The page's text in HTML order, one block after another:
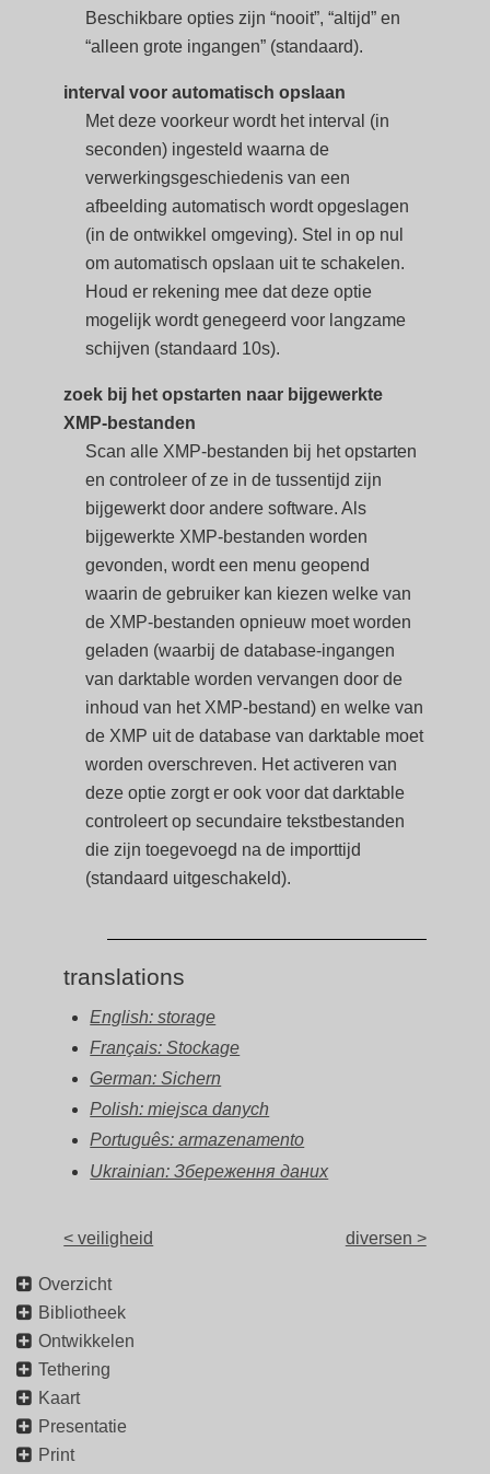
Beschikbare opties zijn “nooit”, “altijd” en
“alleen grote ingangen” (standaard).
interval voor automatisch opslaan
Met deze voorkeur wordt het interval (in
seconden) ingesteld waarna de
verwerkingsgeschiedenis van een
afbeelding automatisch wordt opgeslagen
(in de ontwikkel omgeving). Stel in op nul
om automatisch opslaan uit te schakelen.
Houd er rekening mee dat deze optie
mogelijk wordt genegeerd voor langzame
schijven (standaard 10s).
zoek bij het opstarten naar bijgewerkte
XMP-bestanden
Scan alle XMP-bestanden bij het opstarten
en controleer of ze in de tussentijd zijn
bijgewerkt door andere software. Als
bijgewerkte XMP-bestanden worden
gevonden, wordt een menu geopend
waarin de gebruiker kan kiezen welke van
de XMP-bestanden opnieuw moet worden
geladen (waarbij de database-ingangen
van darktable worden vervangen door de
inhoud van het XMP-bestand) en welke van
de XMP uit de database van darktable moet
worden overschreven. Het activeren van
deze optie zorgt er ook voor dat darktable
controleert op secundaire tekstbestanden
die zijn toegevoegd na de importtijd
(standaard uitgeschakeld).
translations
English: storage
Français: Stockage
German: Sichern
Polish: miejsca danych
Português: armazenamento
Ukrainian: Збереження даних
< veiligheid diversen >
Overzicht
Bibliotheek
Ontwikkelen
Tethering
Kaart
Presentatie
Print